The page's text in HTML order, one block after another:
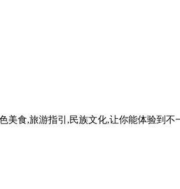
美食,旅游指引,民族文化,让你能体验到